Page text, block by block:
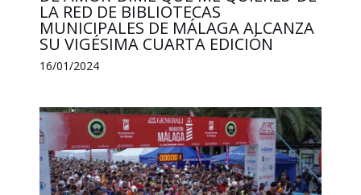
LA RED DE BIBLIOTECAS
MUNICIPALES DE MÁLAGA ALCANZA
SU VIGÉSIMA CUARTA EDICIÓN
16/01/2024